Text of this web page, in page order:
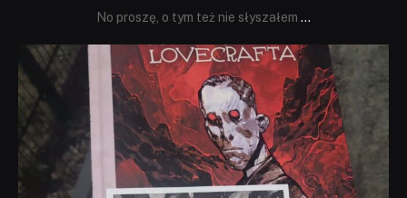
No proszę, o tym też nie słyszałem ...
dobryhorror
Wrz 19